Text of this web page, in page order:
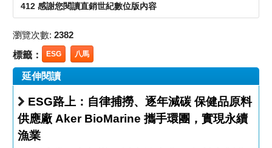
412 感謝您閱讀直銷世紀數位版內容
瀏覽次數: 2382
標籤： ESG 八馬
延伸閱讀
ESG路上：自律捕撈、逐年減碳 保健品原料
供應廠 Aker BioMarine 攜手環團，實現永續
漁業